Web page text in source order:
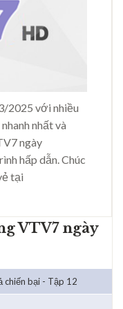
2025 với nhiều
nhất và
ngày
hấp dẫn. Chúc
tại
VTV7 ngày
chiến bại - Tập 12